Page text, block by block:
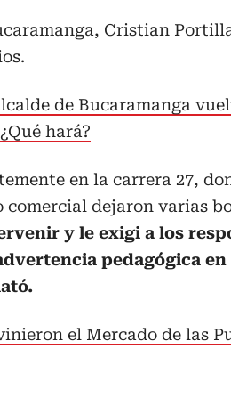
Cristian
de Bucaramanga
hará?
en la carrera 27,
dejaron varias
y le exigi a los
pedagógica
el Mercado de las